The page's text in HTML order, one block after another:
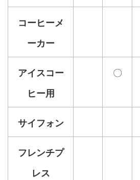
コーヒーメ
ーカー
アイスコー
ヒー用
〇
サイフォン
フレンチプ
レス